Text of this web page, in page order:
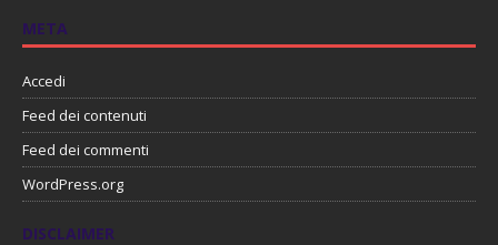
META
Accedi
Feed dei contenuti
Feed dei commenti
WordPress.org
DISCLAIMER